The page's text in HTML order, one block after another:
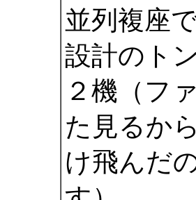
並列複座
設計のト
２機（フ
た見るか
け飛んだ